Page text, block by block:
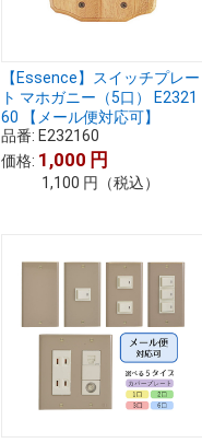
【Essence】スイッチプレー
ト マホガニー（5口） E2321
60 【メール便対応可】
品番: E232160
価格: 1,000 円
1,100 円 （税込）